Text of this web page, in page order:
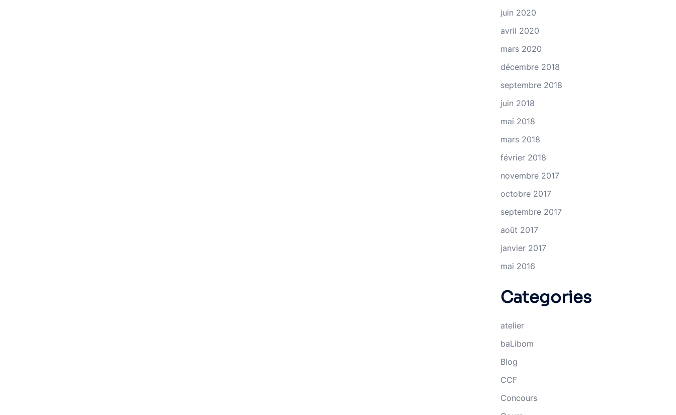
juin 2020
avril 2020
mars 2020
décembre 2018
septembre 2018
juin 2018
mai 2018
mars 2018
février 2018
novembre 2017
octobre 2017
septembre 2017
août 2017
janvier 2017
mai 2016
Categories
atelier
baLibom
Blog
CCF
Concours